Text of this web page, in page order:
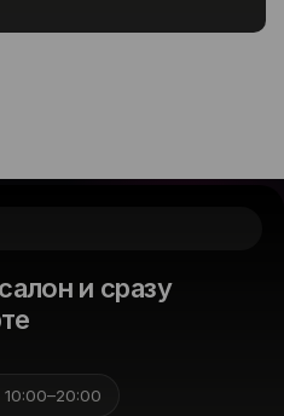
и сразу